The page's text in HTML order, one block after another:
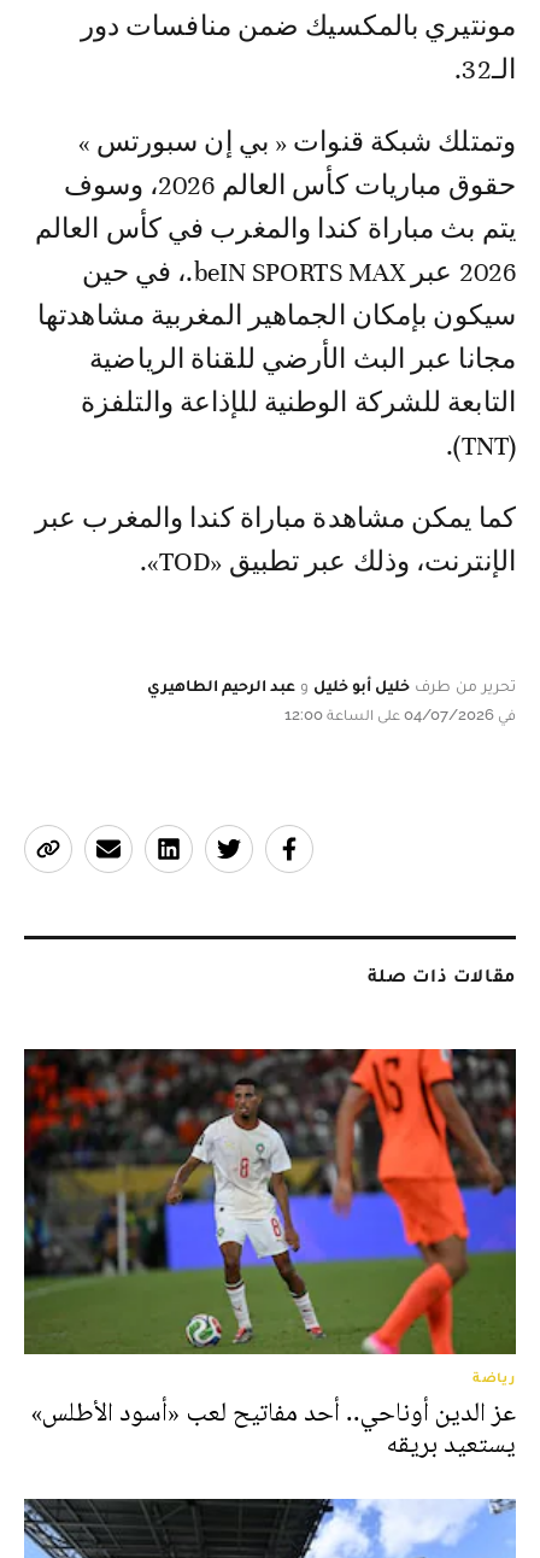
مونتيري بالمكسيك ضمن منافسات دور
الـ32.
وتمتلك شبكة قنوات « بي إن سبورتس »
حقوق مباريات كأس العالم 2026، وسوف
يتم بث مباراة كندا والمغرب في كأس العالم
2026 عبر beIN SPORTS MAX.، في حين
سيكون بإمكان الجماهير المغربية مشاهدتها
مجانا عبر البث الأرضي للقناة الرياضية
التابعة للشركة الوطنية للإذاعة والتلفزة
(TNT).
كما يمكن مشاهدة مباراة كندا والمغرب عبر
الإنترنت، وذلك عبر تطبيق «TOD».
تحرير من طرف خليل أبو خليل و عبد الرحيم الطاهيري
في 04/07/2026 على الساعة 12:00
مقالات ذات صلة
رياضة
عز الدين أوناحي.. أحد مفاتيح لعب «أسود الأطلس»
يستعيد بريقه